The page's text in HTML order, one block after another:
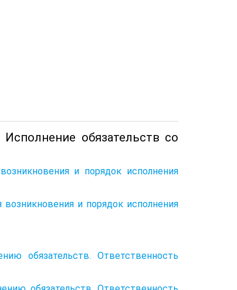
обязательств со
и порядок исполнения
и порядок исполнения
обязательств. Ответственность